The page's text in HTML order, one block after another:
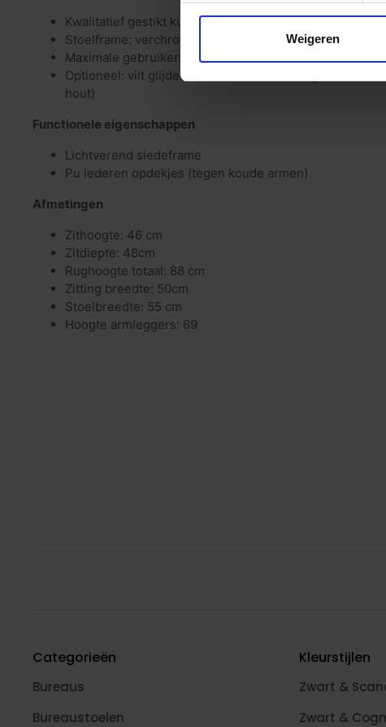
Weigeren
Kwalitatief gestikt kunstleder op canvas
Stoelframe: verchroomd metaal
Maximale gebruikersgewicht: 120kg
Optioneel: vilt glijders voor harde vloeren (gietvloeren
hout)
Functionele eigenschappen
Lichtverend sledeframe
Pu lederen opdekjes (tegen koude armen)
Afmetingen
Zithoogte: 46 cm
Zitdiepte: 48cm
Rughoogte totaal: 88 cm
Zitting breedte: 50cm
Stoelbreedte: 55 cm
Hoogte armleggers: 69
Categorieën
Bureaus
Bureaustoelen
Kleurstijlen
Zwart &
Zwart &